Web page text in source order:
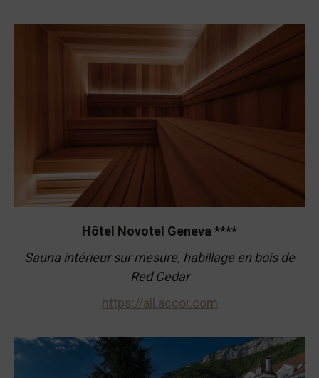
Hôtel Novotel Geneva ****
Sauna intérieur sur mesure, habillage en bois de
Red Cedar
https://all.accor.com